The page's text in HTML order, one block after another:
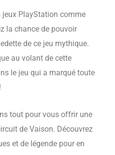
PlayStation comme
la chance de pouvoir
de ce jeu mythique.
au volant de cette
le jeu qui a marqué toute
tout pour vous offrir une
de Vaison. Découvrez
et de légende pour en